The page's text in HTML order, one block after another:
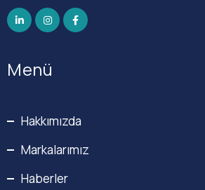
Menü
Hakkımızda
Markalarımız
Haberler